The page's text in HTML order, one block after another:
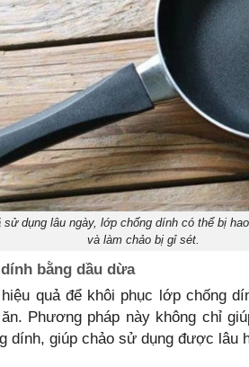
dụng lâu ngày, lớp chống dính có thể bị
và làm chảo bị gỉ sét.
bằng dầu dừa
quả để khôi phục lớp chống
Phương pháp này không chỉ
dính, giúp chảo sử dụng được lâu